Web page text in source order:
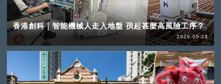
香港創科｜智能機械人走入地盤 孭起甚麼高風險工序？
2026-05-28